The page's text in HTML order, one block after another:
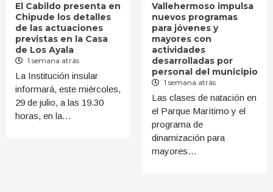
El Cabildo presenta en
Chipude los detalles
de las actuaciones
previstas en la Casa
de Los Ayala
1 semana atrás
La Institución insular
informará, este miércoles,
29 de julio, a las 19.30
horas, en la…
Vallehermoso impulsa
nuevos programas
para jóvenes y
mayores con
actividades
desarrolladas por
personal del municipio
1 semana atrás
Las clases de natación en
el Parque Marítimo y el
programa de
dinamización para
mayores…